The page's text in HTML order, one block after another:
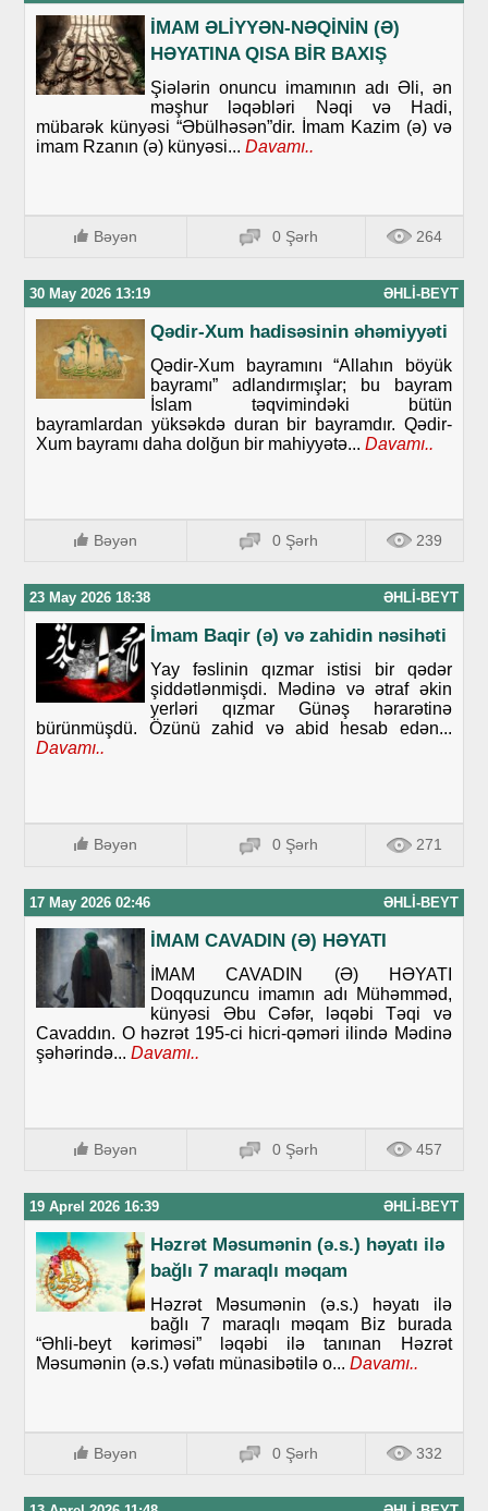
İMAM ƏLİYYƏN-NƏQİNİN (Ə)
HƏYATINA QISA BİR BAXIŞ
Şiələrin onuncu imamının adı Əli, ən
məşhur ləqəbləri Nəqi və Hadi,
mübarək künyəsi “Əbülhəsən”dir. İmam Kazim (ə) və
imam Rzanın (ə) künyəsi... Davamı..
Bəyən 0 Şərh 264
30 May 2026 13:19 ƏHLI-BEYT
Qədir-Xum hadisəsinin əhəmiyyəti
Qədir-Xum bayramını “Allahın böyük
bayramı” adlandırmışlar; bu bayram
İslam təqvimindəki bütün
bayramlardan yüksəkdə duran bir bayramdır. Qədir-
Xum bayramı daha dolğun bir mahiyyətə... Davamı..
Bəyən 0 Şərh 239
23 May 2026 18:38 ƏHLI-BEYT
İmam Baqir (ə) və zahidin nəsihəti
Yay fəslinin qızmar istisi bir qədər
şiddətlənmişdi. Mədinə və ətraf əkin
yerləri qızmar Günəş hərarətinə
bürünmüşdü. Özünü zahid və abid hesab edən...
Davamı..
Bəyən 0 Şərh 271
17 May 2026 02:46 ƏHLI-BEYT
İMAM CAVADIN (Ə) HƏYATI
İMAM CAVADIN (Ə) HƏYATI
Doqquzuncu imamın adı Mühəmməd,
künyəsi Əbu Cəfər, ləqəbi Təqi və
Cavaddın. O həzrət 195-ci hicri-qəməri ilində Mədinə
şəhərində... Davamı..
Bəyən 0 Şərh 457
19 Aprel 2026 16:39 ƏHLI-BEYT
Həzrət Məsumənin (ə.s.) həyatı ilə
bağlı 7 maraqlı məqam
Həzrət Məsumənin (ə.s.) həyatı ilə
bağlı 7 maraqlı məqam Biz burada
“Əhli-beyt kəriməsi” ləqəbi ilə tanınan Həzrət
Məsumənin (ə.s.) vəfatı münasibətilə o... Davamı..
Bəyən 0 Şərh 332